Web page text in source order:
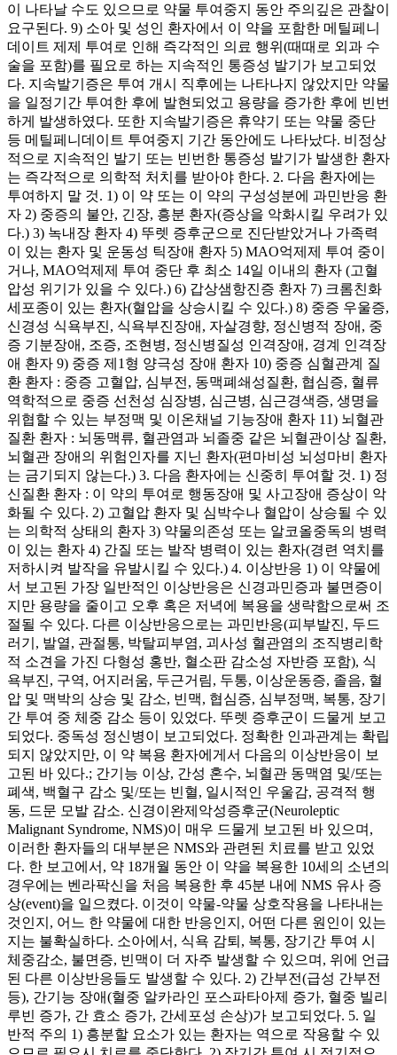
이 나타날 수도 있으므로 약물 투여중지 동안 주의깊은 관찰이
요구된다. 9) 소아 및 성인 환자에서 이 약을 포함한 메틸페니
데이트 제제 투여로 인해 즉각적인 의료 행위(때때로 외과 수
술을 포함)를 필요로 하는 지속적인 통증성 발기가 보고되었
다. 지속발기증은 투여 개시 직후에는 나타나지 않았지만 약물
을 일정기간 투여한 후에 발현되었고 용량을 증가한 후에 빈번
하게 발생하였다. 또한 지속발기증은 휴약기 또는 약물 중단
등 메틸페니데이트 투여중지 기간 동안에도 나타났다. 비정상
적으로 지속적인 발기 또는 빈번한 통증성 발기가 발생한 환자
는 즉각적으로 의학적 처치를 받아야 한다. 2. 다음 환자에는
투여하지 말 것. 1) 이 약 또는 이 약의 구성성분에 과민반응 환
자 2) 중증의 불안, 긴장, 흥분 환자(증상을 악화시킬 우려가 있
다.) 3) 녹내장 환자 4) 뚜렛 증후군으로 진단받았거나 가족력
이 있는 환자 및 운동성 틱장애 환자 5) MAO억제제 투여 중이
거나, MAO억제제 투여 중단 후 최소 14일 이내의 환자 (고혈
압성 위기가 있을 수 있다.) 6) 갑상샘항진증 환자 7) 크롬친화
세포종이 있는 환자(혈압을 상승시킬 수 있다.) 8) 중증 우울증,
신경성 식욕부진, 식욕부진장애, 자살경향, 정신병적 장애, 중
증 기분장애, 조증, 조현병, 정신병질성 인격장애, 경계 인격장
애 환자 9) 중증 제1형 양극성 장애 환자 10) 중증 심혈관계 질
환 환자 : 중증 고혈압, 심부전, 동맥폐쇄성질환, 협심증, 혈류
역학적으로 중증 선천성 심장병, 심근병, 심근경색증, 생명을
위협할 수 있는 부정맥 및 이온채널 기능장애 환자 11) 뇌혈관
질환 환자 : 뇌동맥류, 혈관염과 뇌졸중 같은 뇌혈관이상 질환,
뇌혈관 장애의 위험인자를 지닌 환자(편마비성 뇌성마비 환자
는 금기되지 않는다.) 3. 다음 환자에는 신중히 투여할 것. 1) 정
신질환 환자 : 이 약의 투여로 행동장애 및 사고장애 증상이 악
화될 수 있다. 2) 고혈압 환자 및 심박수나 혈압이 상승될 수 있
는 의학적 상태의 환자 3) 약물의존성 또는 알코올중독의 병력
이 있는 환자 4) 간질 또는 발작 병력이 있는 환자(경련 역치를
저하시켜 발작을 유발시킬 수 있다.) 4. 이상반응 1) 이 약물에
서 보고된 가장 일반적인 이상반응은 신경과민증과 불면증이
지만 용량을 줄이고 오후 혹은 저녁에 복용을 생략함으로써 조
절될 수 있다. 다른 이상반응으로는 과민반응(피부발진, 두드
러기, 발열, 관절통, 박탈피부염, 괴사성 혈관염의 조직병리학
적 소견을 가진 다형성 홍반, 혈소판 감소성 자반증 포함), 식
욕부진, 구역, 어지러움, 두근거림, 두통, 이상운동증, 졸음, 혈
압 및 맥박의 상승 및 감소, 빈맥, 협심증, 심부정맥, 복통, 장기
간 투여 중 체중 감소 등이 있었다. 뚜렛 증후군이 드물게 보고
되었다. 중독성 정신병이 보고되었다. 정확한 인과관계는 확립
되지 않았지만, 이 약 복용 환자에게서 다음의 이상반응이 보
고된 바 있다.; 간기능 이상, 간성 혼수, 뇌혈관 동맥염 및/또는
폐색, 백혈구 감소 및/또는 빈혈, 일시적인 우울감, 공격적 행
동, 드문 모발 감소. 신경이완제악성증후군(Neuroleptic
Malignant Syndrome, NMS)이 매우 드물게 보고된 바 있으며,
이러한 환자들의 대부분은 NMS와 관련된 치료를 받고 있었
다. 한 보고에서, 약 18개월 동안 이 약을 복용한 10세의 소년의
경우에는 벤라팍신을 처음 복용한 후 45분 내에 NMS 유사 증
상(event)을 일으켰다. 이것이 약물-약물 상호작용을 나타내는
것인지, 어느 한 약물에 대한 반응인지, 어떤 다른 원인이 있는
지는 불확실하다. 소아에서, 식욕 감퇴, 복통, 장기간 투여 시
체중감소, 불면증, 빈맥이 더 자주 발생할 수 있으며, 위에 언급
된 다른 이상반응들도 발생할 수 있다. 2) 간부전(급성 간부전
등), 간기능 장애(혈중 알카라인 포스파타아제 증가, 혈중 빌리
루빈 증가, 간 효소 증가, 간세포성 손상)가 보고되었다. 5. 일
반적 주의 1) 흥분할 요소가 있는 환자는 역으로 작용할 수 있